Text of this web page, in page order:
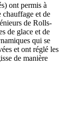
ont permis à
chauffage et de
de Rolls-
de glace et de
qui se
et ont réglé les
de manière